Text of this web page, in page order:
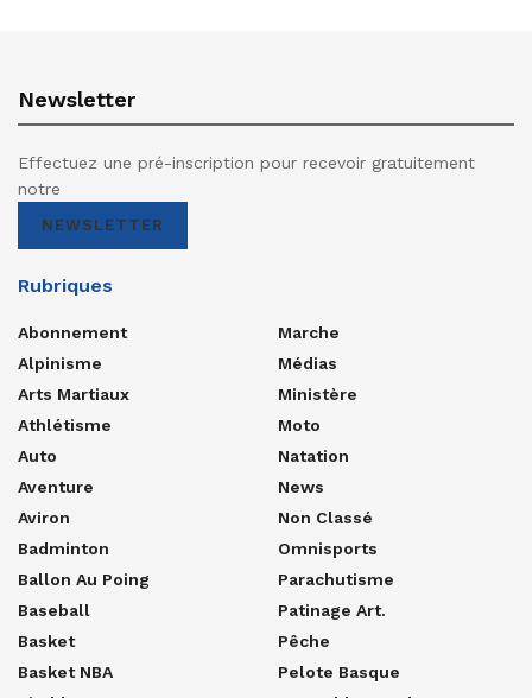
Newsletter
Effectuez une pré-inscription pour recevoir gratuitement
notre
NEWSLETTER
Rubriques
Abonnement
Alpinisme
Arts Martiaux
Athlétisme
Auto
Aventure
Aviron
Badminton
Ballon Au Poing
Baseball
Basket
Basket NBA
Marche
Médias
Ministère
Moto
Natation
News
Non Classé
Omnisports
Parachutisme
Patinage Art.
Pêche
Pelote Basque